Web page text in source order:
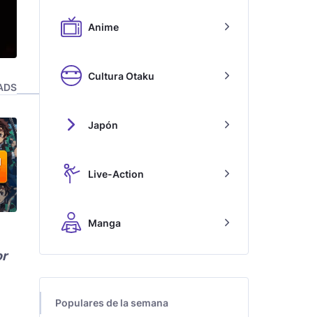
Anime
Cultura Otaku
Japón
Live-Action
Manga
Populares de la semana